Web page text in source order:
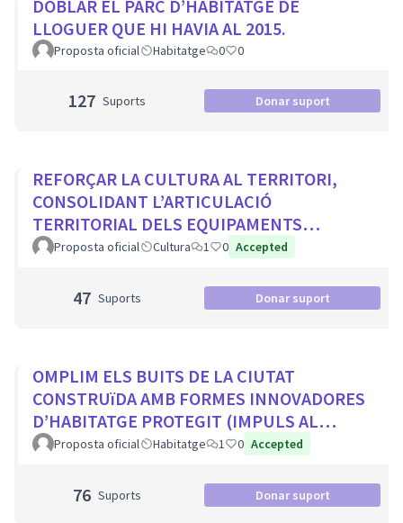
DOBLAR EL PARC D’HABITATGE DE
LLOGUER QUE HI HAVIA AL 2015.
Proposta oficial Habitatge 0 0
127 Suports Donar suport
REFORÇAR LA CULTURA AL TERRITORI,
CONSOLIDANT L’ARTICULACIÓ
TERRITORIAL DELS EQUIPAMENTS
CULTURALS I ELS PROJECTES
Proposta oficial Cultura 1 0 Accepted
47 Suports Donar suport
OMPLIM ELS BUITS DE LA CIUTAT
CONSTRUïDA AMB FORMES INNOVADORES
D’HABITATGE PROTEGIT (IMPULS AL
COHABITATGE, APROFITAR LOCALS BUITS
Proposta oficial Habitatge 1 0 Accepted
76 Suports Donar suport